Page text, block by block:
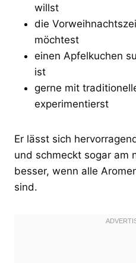
willst
die
möchtest
einen Apfelkuchen
ist
gerne mit
experimentierst
Er lässt sich
und schmeckt sogar am
besser, wenn alle
sind.